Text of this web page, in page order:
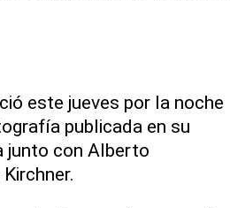
este jueves por la noche
publicada en su
junto con Alberto